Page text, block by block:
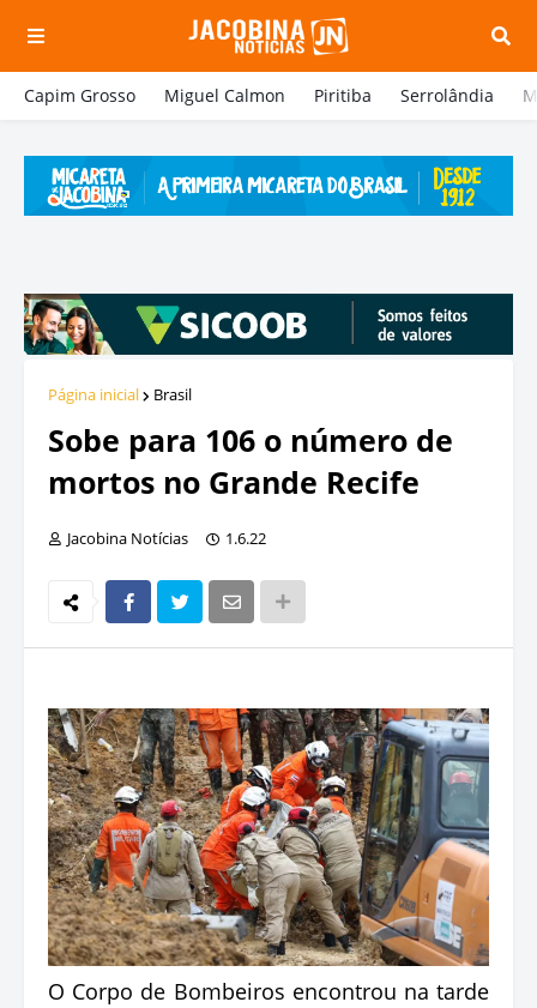
Capim Grosso Miguel Calmon Piritiba Serrolândia
Página inicial Brasil
Sobe para 106 o número de
mortos no Grande Recife
Jacobina Notícias 1.6.22
O Corpo de Bombeiros encontrou na tarde